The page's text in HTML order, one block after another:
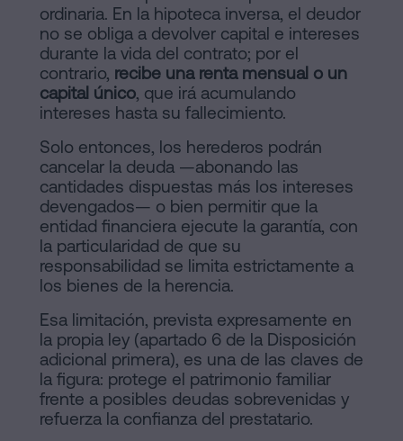
ordinaria. En la hipoteca inversa, el deudor
no se obliga a devolver capital e intereses
durante la vida del contrato; por el
contrario, recibe una renta mensual o un
capital único, que irá acumulando
intereses hasta su fallecimiento.
Solo entonces, los herederos podrán
cancelar la deuda —abonando las
cantidades dispuestas más los intereses
devengados— o bien permitir que la
entidad financiera ejecute la garantía, con
la particularidad de que su
responsabilidad se limita estrictamente a
los bienes de la herencia.
Esa limitación, prevista expresamente en
la propia ley (apartado 6 de la Disposición
adicional primera), es una de las claves de
la figura: protege el patrimonio familiar
frente a posibles deudas sobrevenidas y
refuerza la confianza del prestatario.